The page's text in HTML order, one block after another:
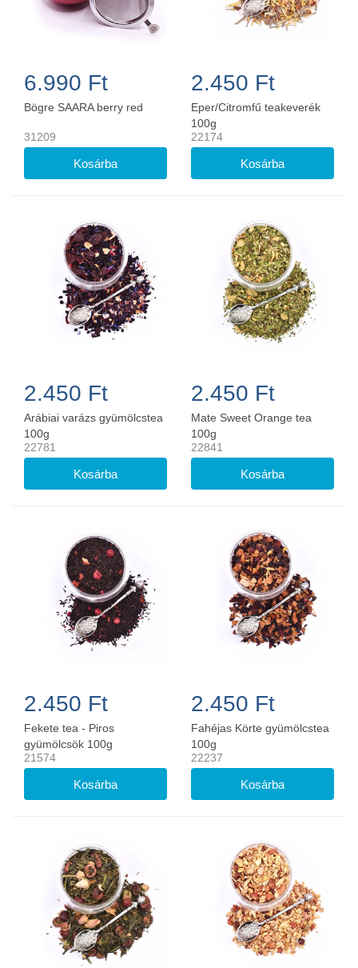
6.990 Ft
Bögre SAARA berry red
31209
2.450 Ft
Eper/Citromfű teakeverék
100g
22174
2.450 Ft
Arábiai varázs gyümölcstea
100g
22781
2.450 Ft
Mate Sweet Orange tea
100g
22841
2.450 Ft
Fekete tea - Piros
gyümölcsök 100g
21574
2.450 Ft
Fahéjas Körte gyümölcstea
100g
22237